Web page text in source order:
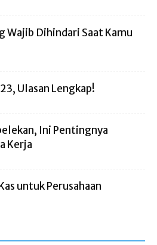
Wajib Dihindari Saat Kamu
Ulasan Lengkap!
Ini Pentingnya
Kerja
untuk Perusahaan